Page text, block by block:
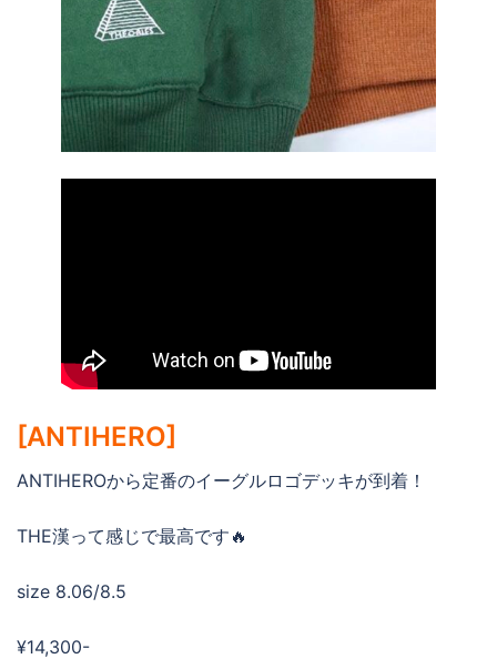
[ANTIHERO]
ANTIHEROから定番のイーグルロゴデッキが到着！
THE漢って感じで最高です🔥
size 8.06/8.5
¥14,300-